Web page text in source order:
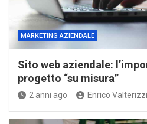
MARKETING AZIENDALE
Sito web aziendale:
progetto “su misura”
2 anni ago Enrico Valterizzi